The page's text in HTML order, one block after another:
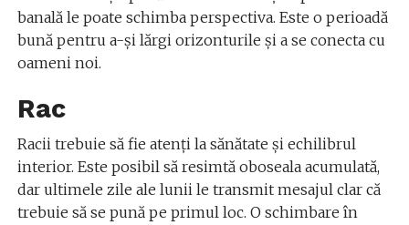
banală le poate schimba perspectiva. Este o perioadă
bună pentru a-și lărgi orizonturile și a se conecta cu
oameni noi.
Rac
Racii trebuie să fie atenți la sănătate și echilibrul
interior. Este posibil să resimtă oboseala acumulată,
dar ultimele zile ale lunii le transmit mesajul clar că
trebuie să se pună pe primul loc. O schimbare în